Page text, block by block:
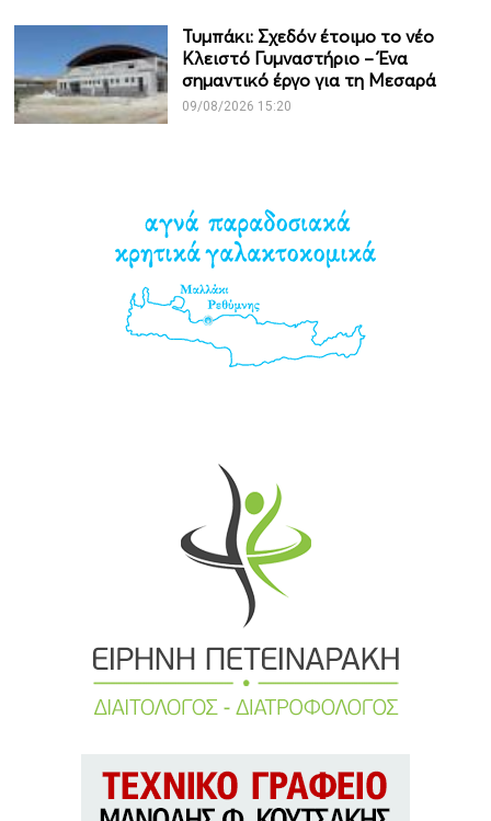
Τυμπάκι: Σχεδόν έτοιμο το νέο
Κλειστό Γυμναστήριο – Ένα
σημαντικό έργο για τη Μεσαρά
09/08/2026 15:20